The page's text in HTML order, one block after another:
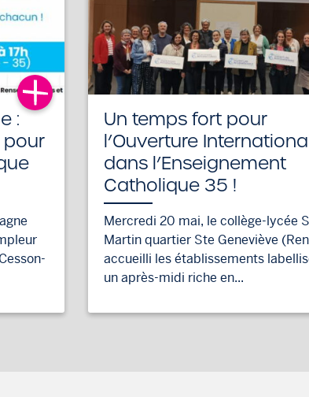
:
Un temps fort pour
l’Ouverture
dans l’Enseignement
Catholique 35 !
Mercredi 20 mai, le collège-lycée
Martin quartier Ste Geneviève
accueilli les établissements
un après-midi riche en...